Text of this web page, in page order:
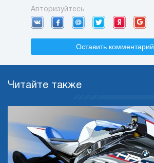
Авторизуйтесь
Оставить комментарий
Читайте также